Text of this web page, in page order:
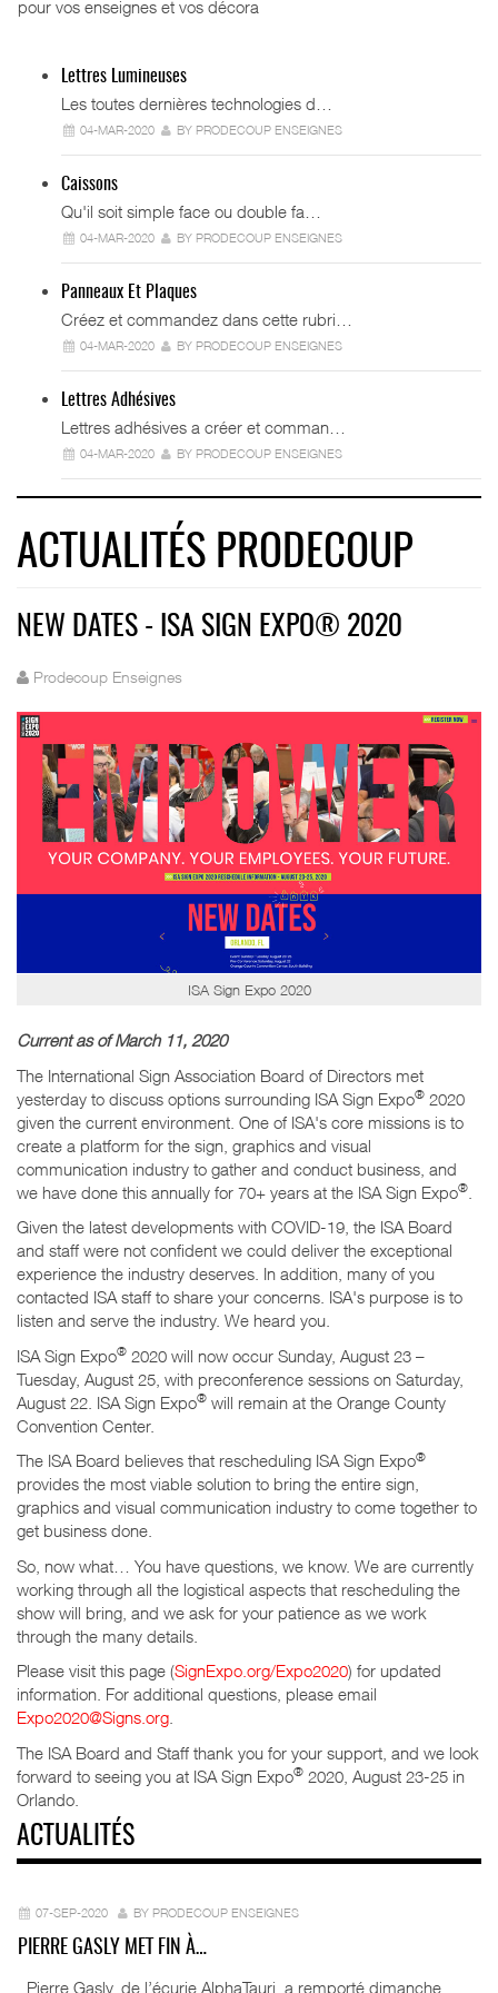
pour vos enseignes et vos décora
Lettres Lumineuses
Les toutes dernières technologies d…
04-MAR-2020 BY PRODECOUP ENSEIGNES
Caissons
Qu'il soit simple face ou double fa…
04-MAR-2020 BY PRODECOUP ENSEIGNES
Panneaux Et Plaques
Créez et commandez dans cette rubri…
04-MAR-2020 BY PRODECOUP ENSEIGNES
Lettres Adhésives
Lettres adhésives a créer et comman…
04-MAR-2020 BY PRODECOUP ENSEIGNES
ACTUALITÉS PRODECOUP
NEW DATES - ISA SIGN EXPO® 2020
Prodecoup Enseignes
ISA Sign Expo 2020
Current as of March 11, 2020
The International Sign Association Board of Directors met
yesterday to discuss options surrounding ISA Sign Expo® 2020
given the current environment. One of ISA's core missions is to
create a platform for the sign, graphics and visual
communication industry to gather and conduct business, and
we have done this annually for 70+ years at the ISA Sign Expo®
Given the latest developments with COVID-19, the ISA Board
and staff were not confident we could deliver the exceptional
experience the industry deserves. In addition, many of you
contacted ISA staff to share your concerns. ISA's purpose is to
listen and serve the industry. We heard you.
ISA Sign Expo® 2020 will now occur Sunday, August 23 –
Tuesday, August 25, with preconference sessions on Saturday,
August 22. ISA Sign Expo® will remain at the Orange County
Convention Center.
The ISA Board believes that rescheduling ISA Sign Expo®
provides the most viable solution to bring the entire sign,
graphics and visual communication industry to come together to
get business done.
So, now what… You have questions, we know. We are currently
working through all the logistical aspects that rescheduling the
show will bring, and we ask for your patience as we work
through the many details.
Please visit this page (SignExpo.org/Expo2020) for updated
information. For additional questions, please email
Expo2020@Signs.org
The ISA Board and Staff thank you for your support, and we look
forward to seeing you at ISA Sign Expo® 2020, August 23-25 in
Orlando.
ACTUALITÉS
07-SEP-2020 BY PRODECOUP ENSEIGNES
PIERRE GASLY MET FIN À…
Pierre Gasly, de l’écurie AlphaTauri, a remporté dimanche